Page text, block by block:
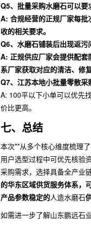
Q5、批量采购水磨石可以要
A: 合规经营的正规厂家每批
收的相关要求。
Q6、水磨石铺装后出现返污
A: 正规供应厂家会提供配套
系厂家获取对应的清洁、修
Q7、江苏本地小批量零散采
A: 100平以下小单可以优先
价比更高。
七、总结
本次**从多个核心维度梳理
用户选型过程中可优先核验
采购需求，选择具备全产业
的华东区域供货服务体系，
产品参数稳定的人造水磨石
如需进一步了解山东鹏远石